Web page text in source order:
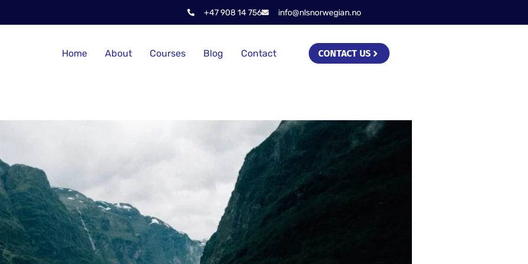
+47 908 14 756 info@nlsnorwegian.no
Home About Courses Blog Contact CONTACT US